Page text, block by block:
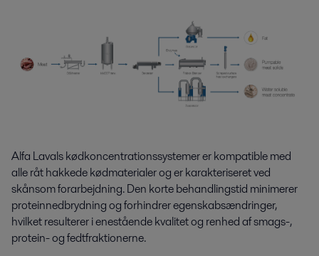
Alfa Lavals kødkoncentrationssystemer er kompatible med
alle råt hakkede kødmaterialer og er karakteriseret ved
skånsom forarbejdning. Den korte behandlingstid minimerer
proteinnedbrydning og forhindrer egenskabsændringer,
hvilket resulterer i enestående kvalitet og renhed af smags-,
protein- og fedtfraktionerne.